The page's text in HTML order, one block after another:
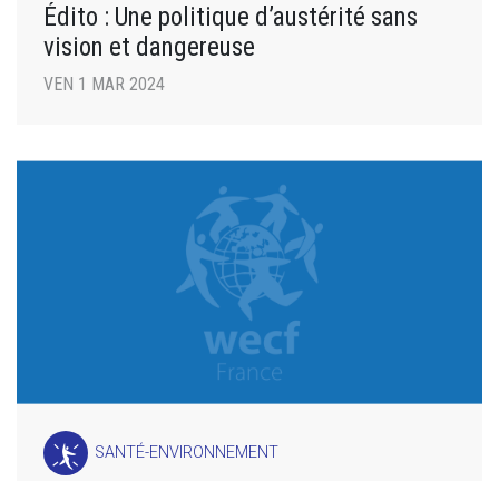
Édito : Une politique d’austérité sans
vision et dangereuse
VEN 1 MAR 2024
SANTÉ-ENVIRONNEMENT